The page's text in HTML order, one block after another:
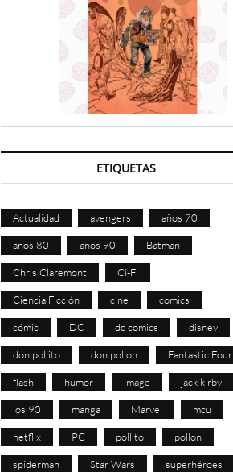
ETIQUETAS
Actualidad avengers años 70
años 80 años 90 Batman
Chris Claremont Ci-Fi
Ciencia Ficción cine comics
cómic DC dc comics disney
don pollito don pollon Fantastic Four
flash humor image jack kirby
los 90 manga Marvel mcu
netflix PC pollito pollon
spiderman Star Wars superhéroes